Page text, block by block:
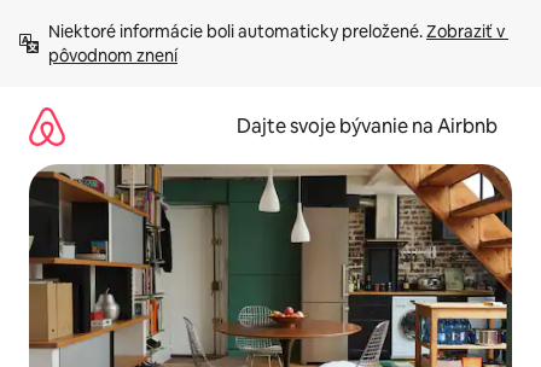
obsah.
Niektoré informácie boli automaticky preložené. Zobraziť v
pôvodnom znení
Dajte svoje bývanie na Airbnb